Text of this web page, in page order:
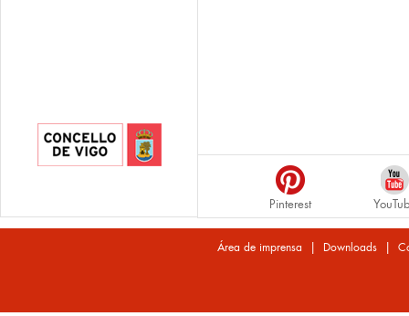
Pinterest
Área de imprensa | Downloads |